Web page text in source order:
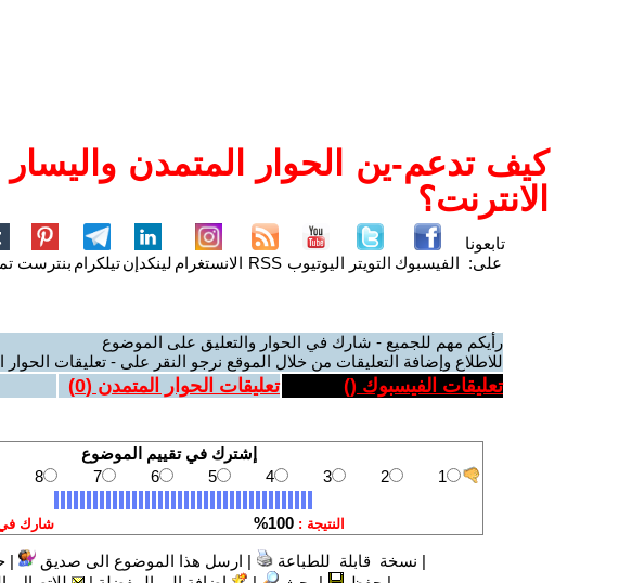
كيف تدعم-ين الحوار المتمدن واليسار
الانترنت؟
تابعونا
على: الفيسبوك التويتر اليوتيوب RSS الانستغرام لينكدإنتيلكرام بنترست
رأيكم مهم للجميع - شارك في الحوار والتعليق على الموضوع
للاطلاع وإضافة التعليقات من خلال الموقع نرجو النقر على - تعليقات الحوار
تعليقات الفيسبوك () تعليقات الحوار المتمدن (0
)
| نسخة قابلة للطباعة | ارسل هذا الموضوع الى صديق |